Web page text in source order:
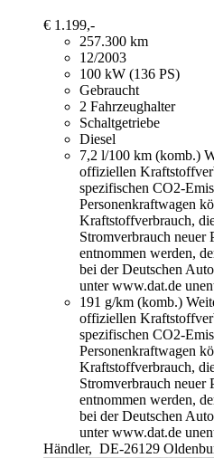
€ 1.199,-
257.300 km
12/2003
100 kW (136 PS)
Gebraucht
2 Fahrzeughalter
Schaltgetriebe
Diesel
7,2 l/100 km (komb.)
offiziellen
spezifischen CO2-
Personenkraftwagen
Kraftstoffverbrauch,
Stromverbrauch neuer
entnommen werden,
bei der Deutschen
unter www.dat.de
191 g/km (komb.)
offiziellen
spezifischen CO2-
Personenkraftwagen
Kraftstoffverbrauch,
Stromverbrauch neuer
entnommen werden,
bei der Deutschen
unter www.dat.de
Händler, DE-26129